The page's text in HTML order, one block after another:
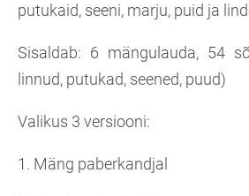
putukaid, seeni, marju, puid ja
Sisaldab: 6 mängulauda, 54
linnud, putukad, seened, puud)
Valikus 3 versiooni:
1. Mäng paberkandjal